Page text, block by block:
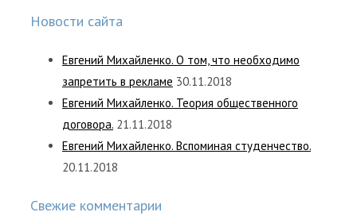
Новости сайта
Евгений Михайленко. О том, что необходимо
запретить в рекламе 30.11.2018
Евгений Михайленко. Теория общественного
договора. 21.11.2018
Евгений Михайленко. Вспоминая студенчество.
20.11.2018
Свежие комментарии